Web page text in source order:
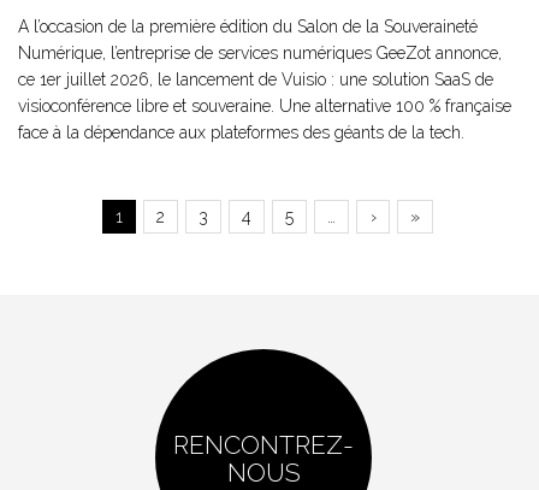
A l’occasion de la première édition du Salon de la Souveraineté
Numérique, l’entreprise de services numériques GeeZot annonce,
ce 1er juillet 2026, le lancement de Vuisio : une solution SaaS de
visioconférence libre et souveraine. Une alternative 100 % française
face à la dépendance aux plateformes des géants de la tech.
PaginationPage
courante
1 Page
2 Page
3 Page
4 Page
5
Page
suivante
›
Dernière
page
»
RENCONTREZ-
NOUS